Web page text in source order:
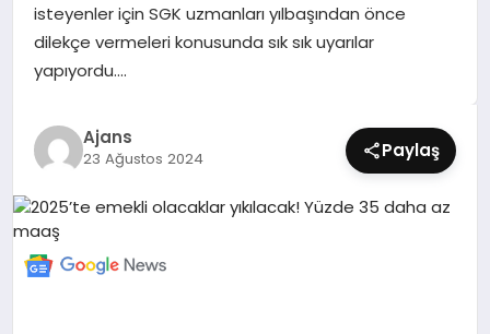
TEKNOLOJI
YAŞAM
isteyenler için SGK uzmanları yılbaşından önce
dilekçe vermeleri konusunda sık sık uyarılar
yapıyordu….
Ajans
23 Ağustos 2024 Paylaş